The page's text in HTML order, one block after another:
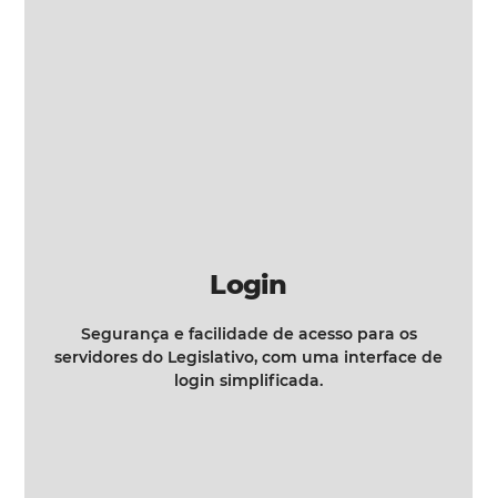
Login
Segurança e facilidade de acesso para os
servidores do Legislativo, com uma interface de
login simplificada.